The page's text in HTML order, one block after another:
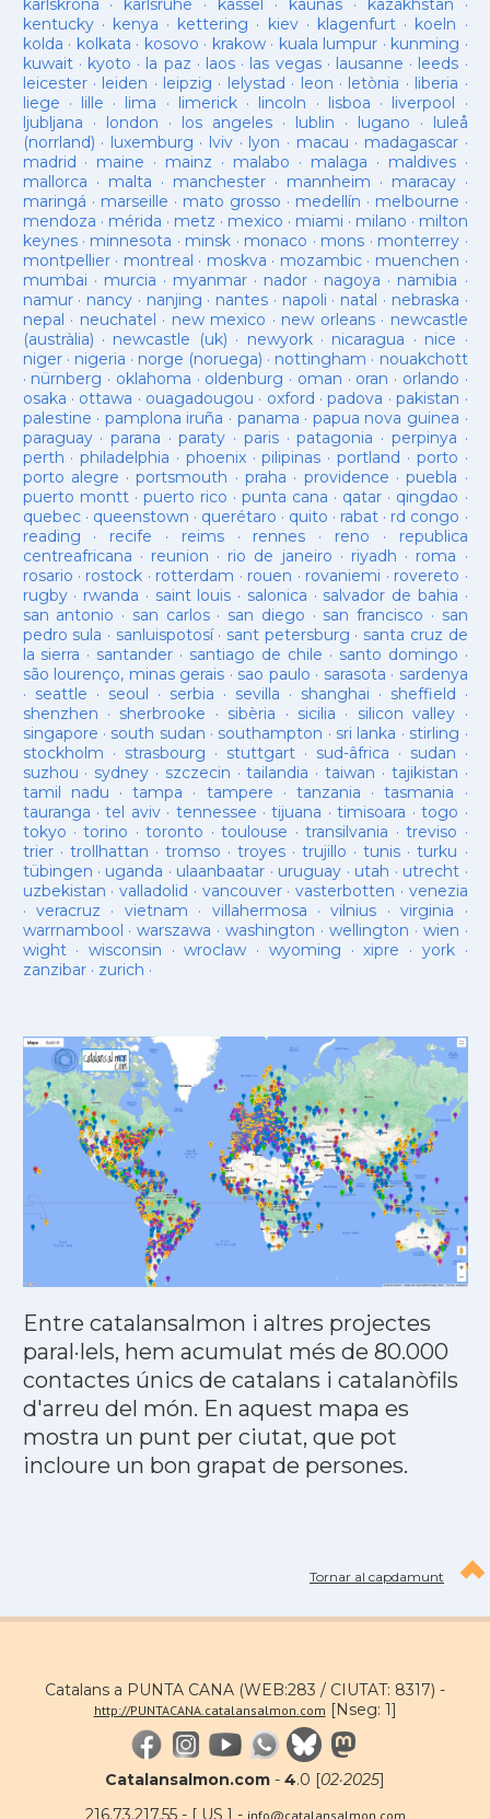
karlskrona · karlsruhe · kassel · kaunas· kazakhstan ·
kentucky· kenya · kettering · kiev· klagenfurt · koeln ·
kolda · kolkata · kosovo · krakow· kuala lumpur · kunming ·
kuwait· kyoto · la paz · laos· las vegas· lausanne · leeds ·
leicester· leiden · leipzig · lelystad · leon · letònia · liberia ·
liege · lille · lima · limerick· lincoln · lisboa · liverpool ·
ljubljana · london · los angeles· lublin · lugano · luleå
(norrland) · luxemburg · lviv · lyon · macau · madagascar·
madrid · maine · mainz · malabo · malaga · maldives·
mallorca · malta · manchester· mannheim · maracay·
maringá · marseille · mato grosso · medellín · melbourne ·
mendoza · mérida · metz · mexico · miami · milano · milton
keynes· minnesota · minsk · monaco · mons · monterrey ·
montpellier· montreal · moskva · mozambic· muenchen ·
mumbai · murcia · myanmar· nador · nagoya · namibia ·
namur· nancy · nanjing · nantes · napoli · natal · nebraska ·
nepal · neuchatel · new mexico · new orleans· newcastle
(austràlia) · newcastle (uk) · newyork· nicaragua · nice ·
niger· nigeria · norge (noruega) · nottingham · nouakchott
· nürnberg · oklahoma · oldenburg · oman · oran · orlando ·
osaka · ottawa · ouagadougou · oxford ·padova ·pakistan ·
palestine · pamplona iruña · panama · papua nova guinea ·
paraguay· parana ·paraty · paris·patagonia · perpinya ·
perth ·philadelphia · phoenix·pilipinas ·portland · porto ·
porto alegre ·portsmouth ·praha · providence ·puebla ·
puerto montt· puerto rico ·punta cana · qatar · qingdao ·
quebec· queenstown · querétaro · quito · rabat · rd congo ·
reading · recife · reims· rennes · reno · republica
centreafricana · reunion · rio de janeiro · riyadh · roma ·
rosario · rostock · rotterdam · rouen · rovaniemi · rovereto ·
rugby· rwanda · saint louis · salonica · salvador de bahia ·
san antonio · san carlos· san diego · san francisco · san
pedro sula · sanluispotosí· sant petersburg · santa cruz de
la sierra · santander · santiago de chile · santo domingo ·
são lourenço, minas gerais · sao paulo · sarasota · sardenya
· seattle · seoul · serbia · sevilla · shanghai · sheffield ·
shenzhen · sherbrooke · sibèria · sicilia · silicon valley ·
singapore · south sudan · southampton · sri lanka · stirling ·
stockholm · strasbourg · stuttgart· sud-âfrica · sudan ·
suzhou · sydney · szczecin ·tailandia ·taiwan · tajikistan ·
tamil nadu ·tampa · tampere · tanzania ·tasmania ·
tauranga ·tel aviv· tennessee ·tijuana ·timisoara ·togo ·
tokyo ·torino ·toronto ·toulouse ·transilvania ·treviso ·
trier· trollhattan · tromso · troyes·trujillo ·tunis ·turku ·
tübingen · uganda · ulaanbaatar · uruguay · utah · utrecht ·
uzbekistan · valladolid · vancouver· vasterbotten · venezia
· veracruz · vietnam · villahermosa ·vilnius ·virginia ·
warrnambool ·warszawa ·washington · wellington · wien ·
wight· wisconsin ·wroclaw · wyoming ·xipre · york·
zanzibar· zurich ·
Entre catalansalmon i altres projectes
paral·lels, hem acumulat més de 80.000
contactes únics de catalans i catalanòfils
d'arreu del món. En aquest mapa es
mostra un punt per ciutat, que pot
incloure un bon grapat de persones.
Tornar al capdamunt
Catalans a PUNTA CANA (WEB:283 / CIUTAT: 8317) -
http://PUNTACANA.catalansalmon.com [Nseg: 1]
Catalansalmon.com - 4.0 [02·2025]
216.73.217.55 - [ US ] - info@catalansalmon.com